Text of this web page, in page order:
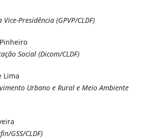
Presidência (GPVP/CLDF)
Social (Dicom/CLDF)
Lima
Urbano e Rural e Meio Ambiente
GSS/CLDF)